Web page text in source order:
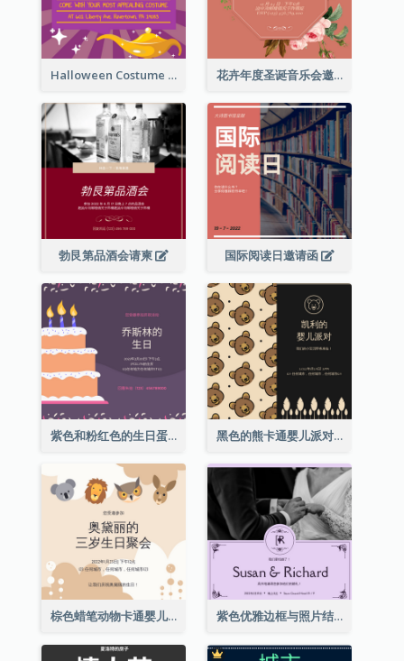
Halloween Costume Party Invitation 花卉年度圣诞音乐会邀请函
勃艮第品酒会请柬 国际阅读日邀请函
紫色和粉红色的生日蛋糕插图聚会请柬 黑色的熊卡通婴儿派对请柬
棕色蜡笔动物卡通婴儿生日邀请 紫色优雅边框与照片结婚请柬